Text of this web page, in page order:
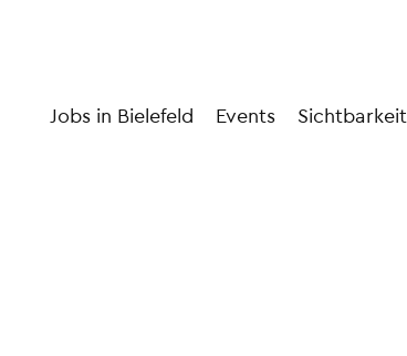
Jobs in Bielefeld Events Sichtbarkeit